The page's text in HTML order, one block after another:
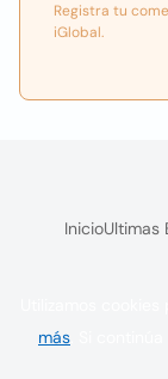
Registra tu
iGlobal.
InicioUltimas
más . Si